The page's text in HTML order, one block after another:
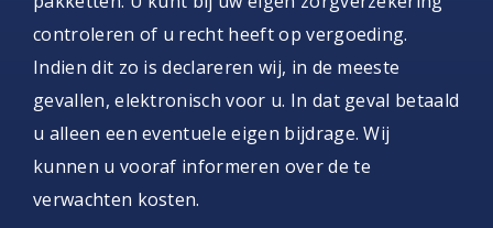
controleren of u recht heeft op vergoeding.
Indien dit zo is declareren wij, in de meeste
gevallen, elektronisch voor u. In dat geval betaald
u alleen een eventuele eigen bijdrage. Wij
kunnen u vooraf informeren over de te
verwachten kosten.